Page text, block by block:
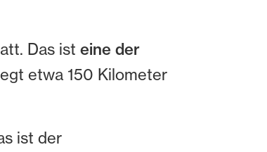
Das ist eine der
etwa 150 Kilometer
ist der